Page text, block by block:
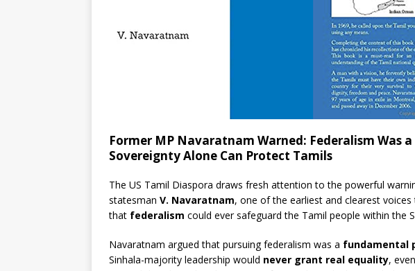
Former MP Navaratnam Warned: Federalism Was
Sovereignty Alone Can Protect Tamils
The US Tamil Diaspora draws fresh attention to the powerful
statesman V. Navaratnam, one of the earliest and clearest
that federalism could ever safeguard the Tamil people within the
Navaratnam argued that pursuing federalism was a fundamental
Sinhala-majority leadership would never grant real equality,